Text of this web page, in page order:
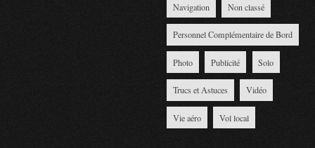
Navigation Non classé
Personnel Complémentaire de Bord
Photo Publicité Solo
Trucs et Astuces Vidéo
Vie aéro Vol local